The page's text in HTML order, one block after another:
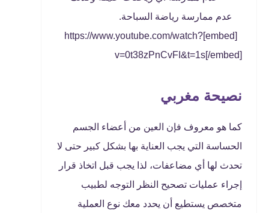
عدم ممارسة رياضة السباحة.
[embed]https://www.youtube.com/watch?
v=0t38zPnCvFI&t=1s[/embed]
نصيحة مغربي
كما هو معروف فإن العين من أعضاء الجسم
الحساسة التي يجب العناية بها بشكل كبير حتى لا
تحدث لها أي مضاعفات، لذا يجب قبل اتخاذ قرار
إجراء عمليات تصحيح النظر التوجه لطبيب
متخصص يستطيع أن يحدد معك نوع العملية